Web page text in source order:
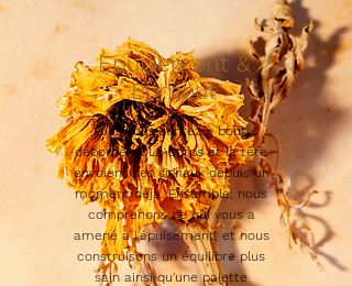
Epuisement &
Burnout
Vous vous sentez à bout,
débordé(e). Le corps et la tête
envoient des signaux depuis un
moment déjà. Ensemble, nous
comprenons ce qui vous a
amené à l'épuisement, et nous
construisons un équilibre plus
sain ainsi qu'une palette